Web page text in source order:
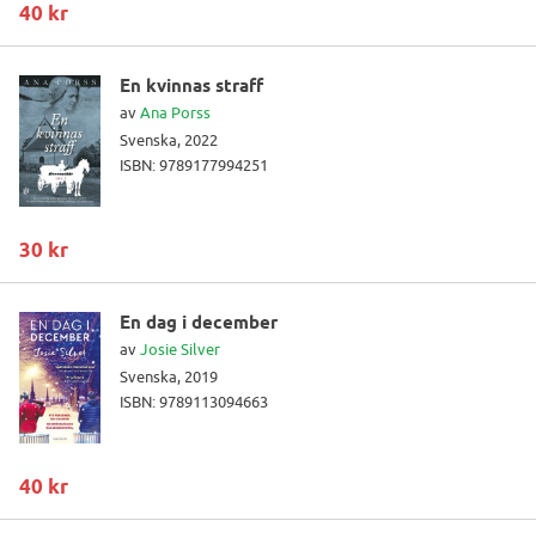
40 kr
En kvinnas straff
avAna Porss
Svenska, 2022
ISBN: 9789177994251
30 kr
En dag i december
avJosie Silver
Svenska, 2019
ISBN: 9789113094663
40 kr